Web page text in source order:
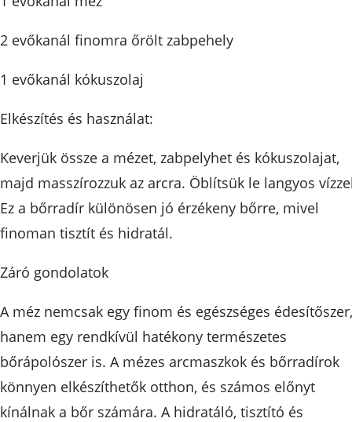
2 evőkanál finomra őrölt zabpehely
1 evőkanál kókuszolaj
Elkészítés és használat:
Keverjük össze a mézet, zabpelyhet és kókuszolajat,
majd masszírozzuk az arcra. Öblítsük le langyos
Ez a bőrradír különösen jó érzékeny bőrre, mivel
finoman tisztít és hidratál.
Záró gondolatok
A méz nemcsak egy finom és egészséges édesítőszer,
hanem egy rendkívül hatékony természetes
bőrápolószer is. A mézes arcmaszkok és bőrradírok
könnyen elkészíthetők otthon, és számos előnyt
kínálnak a bőr számára. A hidratáló, tisztító és